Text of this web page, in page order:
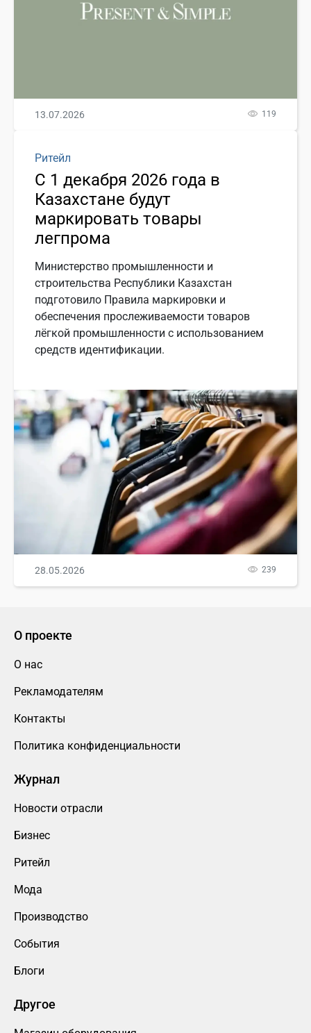
13.07.2026 119
Ритейл
С 1 декабря 2026 года в
Казахстане будут
маркировать товары
легпрома
Министерство промышленности и
строительства Республики Казахстан
подготовило Правила маркировки и
обеспечения прослеживаемости товаров
лёгкой промышленности с использованием
средств идентификации.
28.05.2026 239
О проекте
О нас
Рекламодателям
Контакты
Политика конфиденциальности
Журнал
Новости отрасли
Бизнес
Ритейл
Мода
Производство
События
Блоги
Другое